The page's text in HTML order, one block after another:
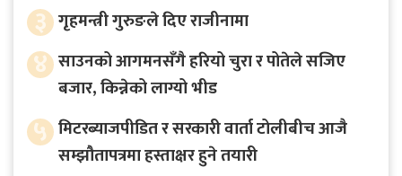
३ गृहमन्त्री गुरुङले दिए राजीनामा
४ साउनको आगमनसँगै हरियो चुरा र पोतेले सजिए
बजार, किन्नेको लाग्यो भीड
५ मिटरब्याजपीडित र सरकारी वार्ता टोलीबीच आजै
सम्झौतापत्रमा हस्ताक्षर हुने तयारी